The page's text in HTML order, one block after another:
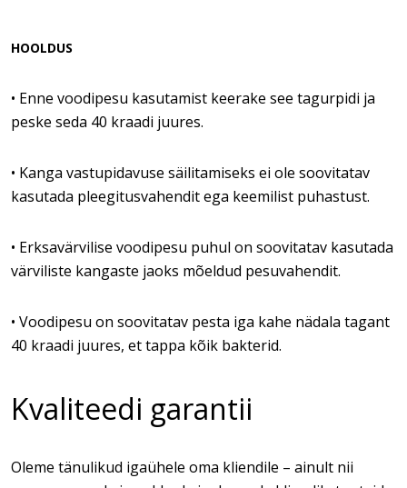
HOOLDUS
• Enne voodipesu kasutamist keerake see tagurpidi ja
peske seda 40 kraadi juures.
• Kanga vastupidavuse säilitamiseks ei ole soovitatav
kasutada pleegitusvahendit ega keemilist puhastust.
• Erksavärvilise voodipesu puhul on soovitatav kasutada
värviliste kangaste jaoks mõeldud pesuvahendit.
• Voodipesu on soovitatav pesta iga kahe nädala tagant
40 kraadi juures, et tappa kõik bakterid.
Kvaliteedi garantii
Oleme tänulikud igaühele oma kliendile – ainult nii